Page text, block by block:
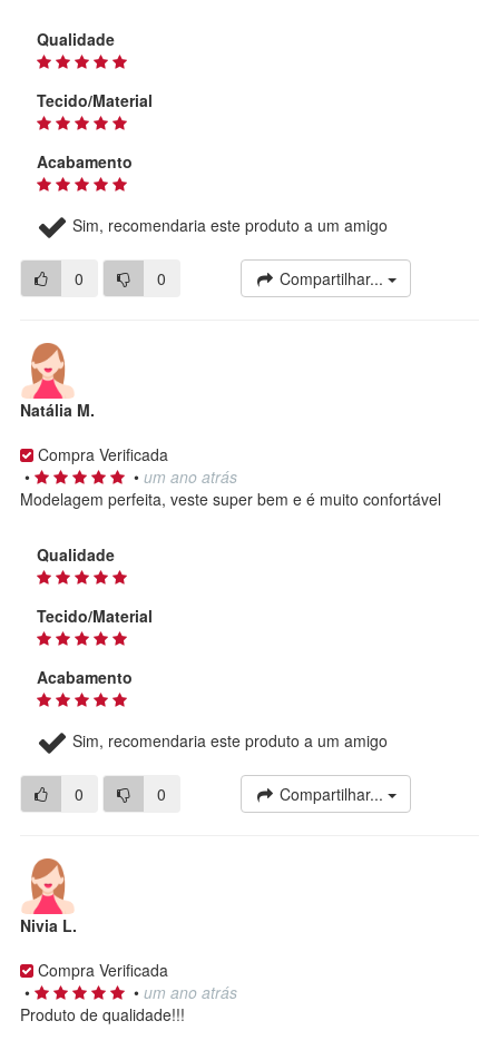
Qualidade
Tecido/Material
Acabamento
Sim, recomendaria este produto a um amigo
0 0 Compartilhar...
Natália M.
Compra Verificada
•
• um ano atrás
Modelagem perfeita, veste super bem e é muito confortável
Qualidade
Tecido/Material
Acabamento
Sim, recomendaria este produto a um amigo
0 0 Compartilhar...
Nivia L.
Compra Verificada
•
• um ano atrás
Produto de qualidade!!!